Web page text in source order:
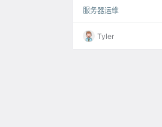
如下图所示，强迫症福
注册表的方法 本文假定
定的了解，或最好已经
服务器运维
Tyler